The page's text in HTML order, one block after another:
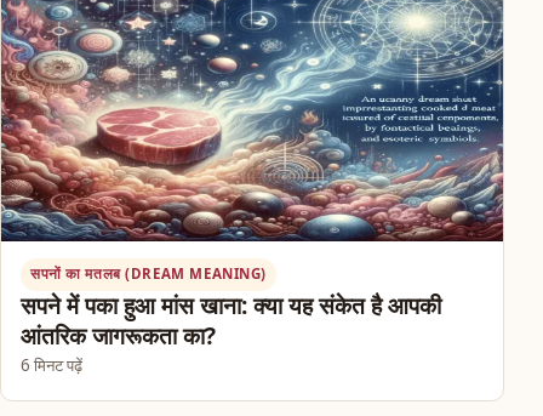
सपनों का मतलब (DREAM MEANING)
सपने में पका हुआ मांस खाना: क्या यह संकेत है आपकी
आंतरिक जागरूकता का?
6 मिनट पढ़ें